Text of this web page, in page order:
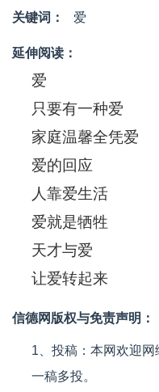
关键词： 爱
延伸阅读：
爱
只要有一种爱
家庭温馨全凭爱
爱的回应
人靠爱生活
爱就是牺牲
天才与爱
让爱转起来
信德网版权与免责声明：
1、投稿：本网欢迎
一稿多投。